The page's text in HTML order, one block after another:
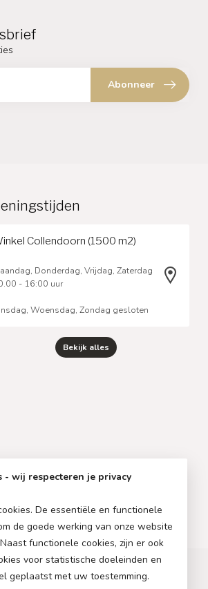
Abonneer
Collendoorn (1500 m2)
Donderdag, Vrijdag, Zaterdag
- 16:00 uur
Woensdag, Zondag gesloten
Bekijk alles
- wij respecteren je privacy
De essentiële en functionele
de goede werking van onze website
functionele cookies, zijn er ook
voor statistische doeleinden en
geplaatst met uw toestemming.